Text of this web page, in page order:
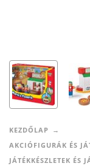
KEZDŐLAP
AKCIÓFIGURÁK ÉS
JÁTÉKKÉSZLETEK ÉS